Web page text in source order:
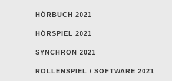
HÖRBUCH 2021
HÖRSPIEL 2021
SYNCHRON 2021
ROLLENSPIEL / SOFTWARE 2021